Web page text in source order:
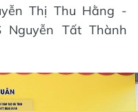
Thị Thu Hằng -
Nguyễn Tất Thành